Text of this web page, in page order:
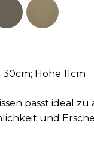
Höhe 11cm
passt ideal
und